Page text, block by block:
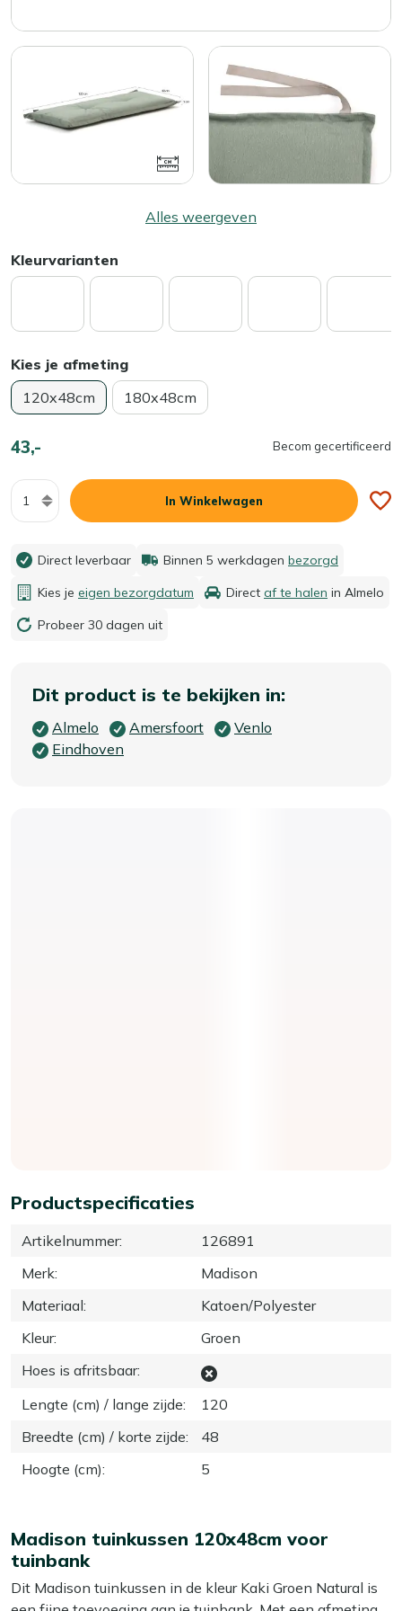
Alles weergeven
Kleurvarianten
Kies je afmeting
120x48cm
180x48cm
43,- Becom gecertificeerd
Aantal
In Winkelwagen
Direct leverbaar Binnen 5 werkdagen bezorgd
Kies je eigen bezorgdatum Direct af te halen in Almelo
Probeer 30 dagen uit
Productspecificaties
Artikelnummer:
126891
Merk:
Madison
Materiaal:
Katoen/Polyester
Kleur:
Groen
Hoes is afritsbaar:
Lengte (cm) / lange zijde:
120
Breedte (cm) / korte zijde:
48
Hoogte (cm): 5
Dit product is te bekijken in:
Almelo Amersfoort
Venlo
Eindhoven
Madison tuinkussen 120x48cm voor
tuinbank
Dit Madison tuinkussen in de kleur Kaki Groen Natural is